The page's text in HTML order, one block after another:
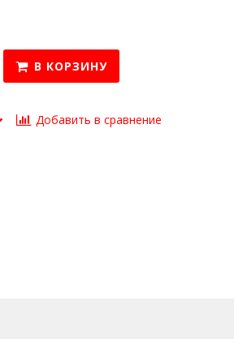
В КОРЗИНУ
Добавить в сравнение